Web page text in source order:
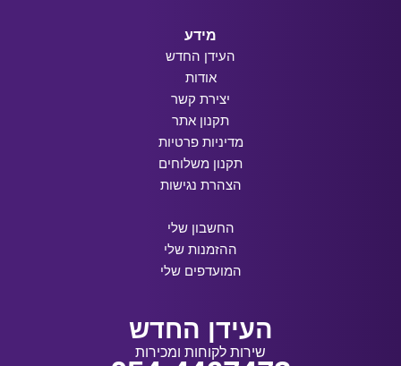
מידע
העידן החדש
אודות
יצירת קשר
תקנון אתר
מדיניות פרטיות
תקנון משלוחים
הצהרת נגישות
החשבון שלי
ההזמנות שלי
המועדפים שלי
העידן החדש
שירות לקוחות ומכירות